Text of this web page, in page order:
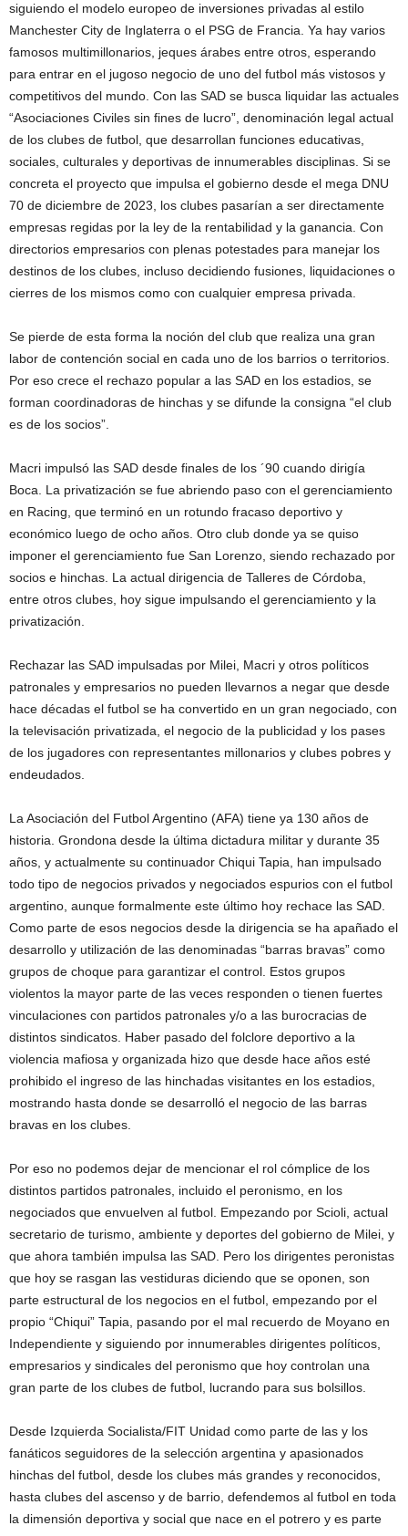
siguiendo el modelo europeo de inversiones privadas al estilo
Manchester City de Inglaterra o el PSG de Francia. Ya hay varios
famosos multimillonarios, jeques árabes entre otros, esperando
para entrar en el jugoso negocio de uno del futbol más vistosos y
competitivos del mundo. Con las SAD se busca liquidar las actuales
“Asociaciones Civiles sin fines de lucro”, denominación legal actual
de los clubes de futbol, que desarrollan funciones educativas,
sociales, culturales y deportivas de innumerables disciplinas. Si se
concreta el proyecto que impulsa el gobierno desde el mega DNU
70 de diciembre de 2023, los clubes pasarían a ser directamente
empresas regidas por la ley de la rentabilidad y la ganancia. Con
directorios empresarios con plenas potestades para manejar los
destinos de los clubes, incluso decidiendo fusiones, liquidaciones o
cierres de los mismos como con cualquier empresa privada.
Se pierde de esta forma la noción del club que realiza una gran
labor de contención social en cada uno de los barrios o territorios.
Por eso crece el rechazo popular a las SAD en los estadios, se
forman coordinadoras de hinchas y se difunde la consigna “el club
es de los socios”.
Macri impulsó las SAD desde finales de los ´90 cuando dirigía
Boca. La privatización se fue abriendo paso con el gerenciamiento
en Racing, que terminó en un rotundo fracaso deportivo y
económico luego de ocho años. Otro club donde ya se quiso
imponer el gerenciamiento fue San Lorenzo, siendo rechazado por
socios e hinchas. La actual dirigencia de Talleres de Córdoba,
entre otros clubes, hoy sigue impulsando el gerenciamiento y la
privatización.
Rechazar las SAD impulsadas por Milei, Macri y otros políticos
patronales y empresarios no pueden llevarnos a negar que desde
hace décadas el futbol se ha convertido en un gran negociado, con
la televisación privatizada, el negocio de la publicidad y los pases
de los jugadores con representantes millonarios y clubes pobres y
endeudados.
La Asociación del Futbol Argentino (AFA) tiene ya 130 años de
historia. Grondona desde la última dictadura militar y durante 35
años, y actualmente su continuador Chiqui Tapia, han impulsado
todo tipo de negocios privados y negociados espurios con el futbol
argentino, aunque formalmente este último hoy rechace las SAD.
Como parte de esos negocios desde la dirigencia se ha apañado el
desarrollo y utilización de las denominadas “barras bravas” como
grupos de choque para garantizar el control. Estos grupos
violentos la mayor parte de las veces responden o tienen fuertes
vinculaciones con partidos patronales y/o a las burocracias de
distintos sindicatos. Haber pasado del folclore deportivo a la
violencia mafiosa y organizada hizo que desde hace años esté
prohibido el ingreso de las hinchadas visitantes en los estadios,
mostrando hasta donde se desarrolló el negocio de las barras
bravas en los clubes.
Por eso no podemos dejar de mencionar el rol cómplice de los
distintos partidos patronales, incluido el peronismo, en los
negociados que envuelven al futbol. Empezando por Scioli, actual
secretario de turismo, ambiente y deportes del gobierno de Milei, y
que ahora también impulsa las SAD. Pero los dirigentes peronistas
que hoy se rasgan las vestiduras diciendo que se oponen, son
parte estructural de los negocios en el futbol, empezando por el
propio “Chiqui” Tapia, pasando por el mal recuerdo de Moyano en
Independiente y siguiendo por innumerables dirigentes políticos,
empresarios y sindicales del peronismo que hoy controlan una
gran parte de los clubes de futbol, lucrando para sus bolsillos.
Desde Izquierda Socialista/FIT Unidad como parte de las y los
fanáticos seguidores de la selección argentina y apasionados
hinchas del futbol, desde los clubes más grandes y reconocidos,
hasta clubes del ascenso y de barrio, defendemos al futbol en toda
la dimensión deportiva y social que nace en el potrero y es parte